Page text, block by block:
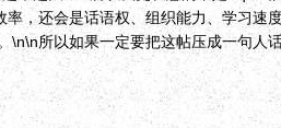
，还会是话语权、组织能力、学习
所以如果一定要把这帖压成一句人